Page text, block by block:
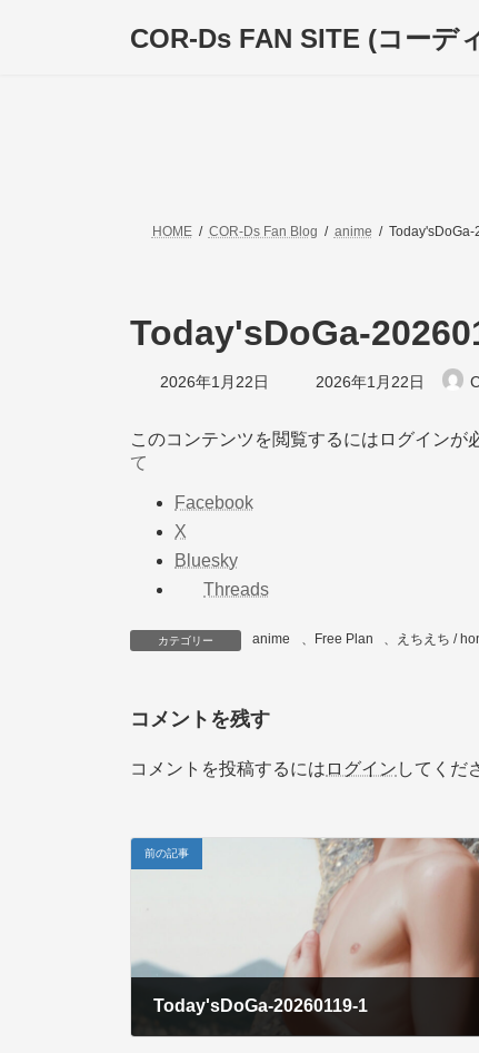
COR-Ds FAN SITE (コーデ
HOME COR-Ds Fan Blog anime Today'sDoGa-
Today'sDoGa-
2026年1月22日
最
終
新
日
2026年1月22日
このコンテンツを閲覧するにはログインが
て
Facebook
X
Bluesky
Threads
カテゴリー anime 、 Free Plan 、 えちえち /
コメントを残す
コメントを投稿するには ログイン してくだ
前の記事
Today'sDoGa-20260119-1